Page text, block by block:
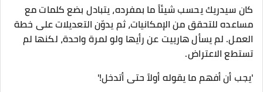
​كان سيدريك يحسب شيئاً ما بمفرده، يتبادل بضع كلمات مع
مساعده للتحقق من الإمكانيات، ثم يدوّن التعديلات على خطة
العمل. لم يسأل هارييت عن رأيها ولو لمرة واحدة، لكنها لم
تستطع الاعتراض.
​'يجب أن أفهم ما يقوله أولاً حتى أتدخل!'